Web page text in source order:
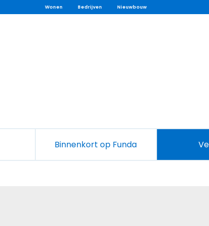
Wonen Bedrijven Nieuwbouw
Binnenkort op Funda